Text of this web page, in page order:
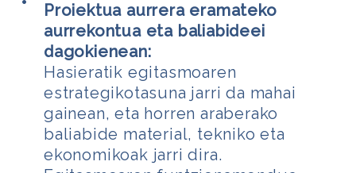
Proiektua aurrera eramateko
aurrekontua eta baliabideei
dagokienean:
Hasieratik egitasmoaren
estrategikotasuna jarri da mahai
gainean, eta horren araberako
baliabide material, tekniko eta
ekonomikoak jarri dira.